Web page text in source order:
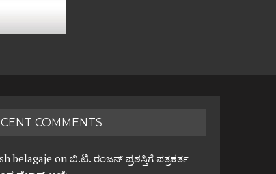
COMMENTS
belagaje onಬಿ.ಟಿ. ರಂಜನ್ ಪ್ರಶಸ್ತಿಗೆ ಪತ್ರಕರ್ತ